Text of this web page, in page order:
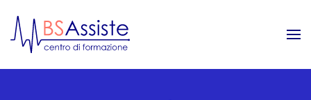
Skip to main content